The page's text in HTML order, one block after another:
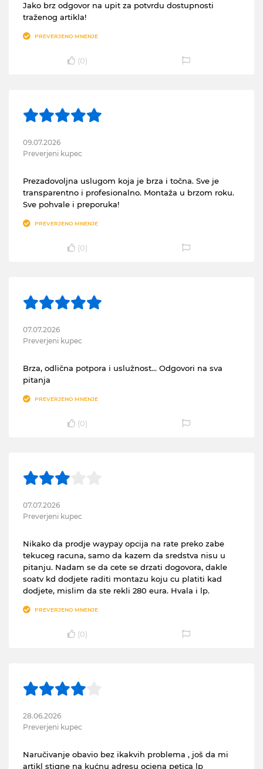
Jako brz odgovor na upit za potvrdu dostupnosti
traženog artikla!
PREVERJENO MNENJE
(0)
09.07.2026
Preverjeni kupec
Prezadovoljna uslugom koja je brza i točna. Sve je
transparentno i profesionalno. Montaža u brzom roku.
Sve pohvale i preporuka!
PREVERJENO MNENJE
(0)
07.07.2026
Preverjeni kupec
Brza, odlična potpora i uslužnost... Odgovori na sva
pitanja
PREVERJENO MNENJE
(0)
07.07.2026
Preverjeni kupec
Nikako da prodje waypay opcija na rate preko zabe
tekuceg racuna, samo da kazem da sredstva nisu u
pitanju. Nadam se da cete se drzati dogovora, dakle
soatv kd dodjete raditi montazu koju cu platiti kad
dodjete, mislim da ste rekli 280 eura. Hvala i lp.
PREVERJENO MNENJE
(0)
28.06.2026
Preverjeni kupec
Naručivanje obavio bez ikakvih problema , još da mi
artikl stigne na kućnu adresu ocjena petica lp